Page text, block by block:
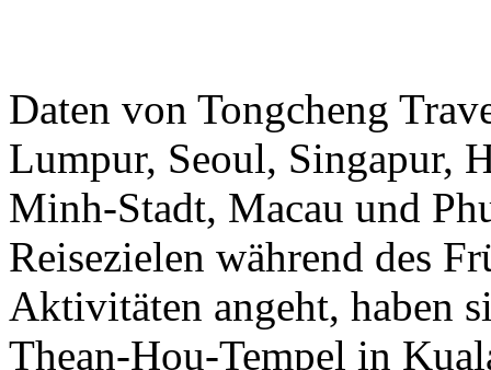
Daten von Tongcheng
Lumpur, Seoul, Singapur,
Minh-Stadt, Macau und
Reisezielen während des
Aktivitäten angeht, haben
Thean-Hou-Tempel in